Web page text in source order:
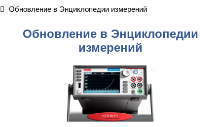
Обновление в Энциклопедии измерений
Обновление в Энциклопедии
измерений